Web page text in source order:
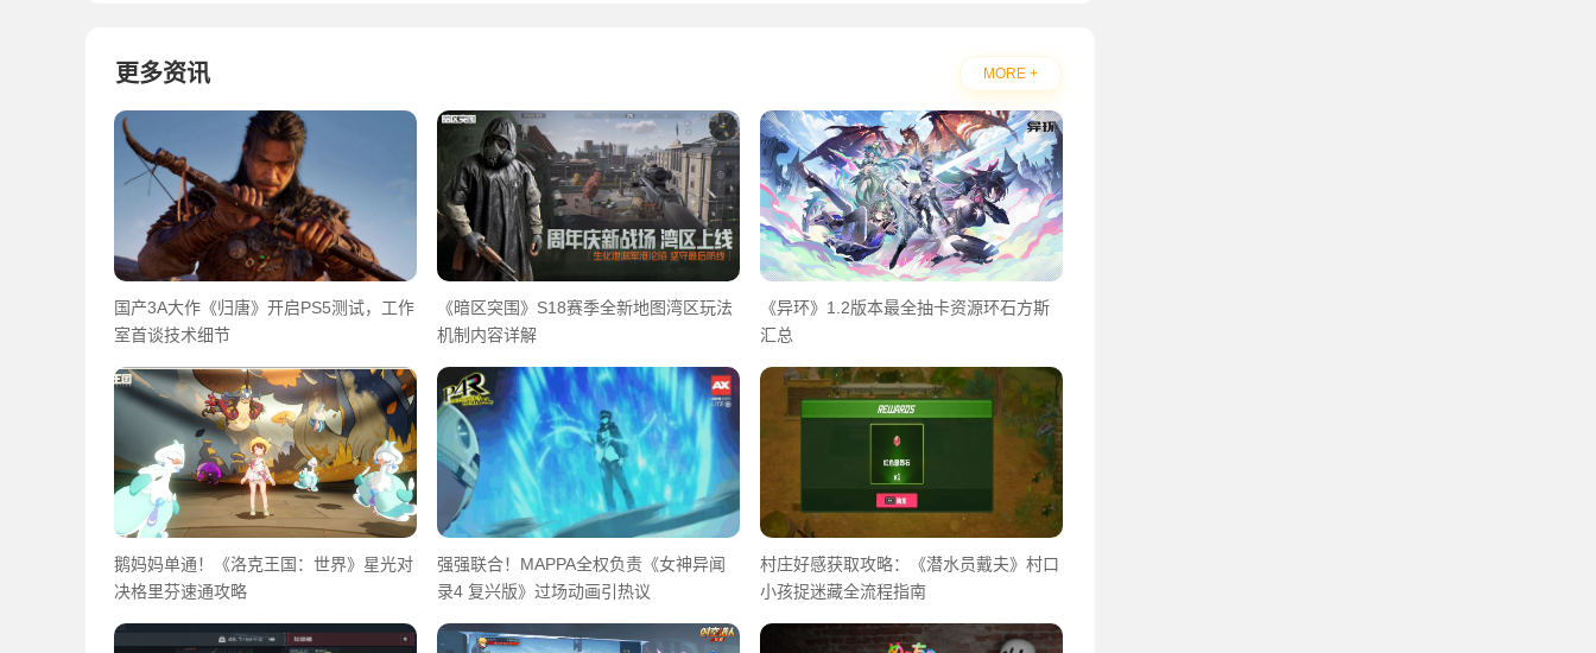
更多资讯 MORE +
国产3A大作《归唐》开启PS5测试，工作
室首谈技术细节
《暗区突围》S18赛季全新地图湾区玩法
机制内容详解
《异环》1.2版本最全抽卡资源环石方斯
汇总
鹅妈妈单通！《洛克王国：世界》星光对
决格里芬速通攻略
强强联合！MAPPA全权负责《女神异闻
录4 复兴版》过场动画引热议
村庄好感获取攻略：《潜水员戴夫》村口
小孩捉迷藏全流程指南